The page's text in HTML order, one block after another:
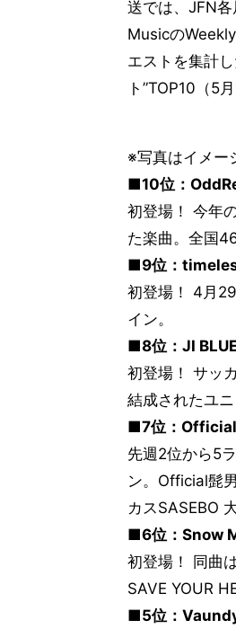
送では、JFN
Musicの
エストを集計
ト”TOP10（5
※写真はイメー
■10位：
初登場！ 今年
た楽曲。全国
■9位：
初登場！ 4月
イン。
■8位：JI BLUE
初登場！ サッ
結成されたユ
■7位：Official
先週2位から5
ン。Official髭
カスSASEBO
■6位：Snow
初登場！ 同曲
SAVE YOUR
■5位：Vaundy